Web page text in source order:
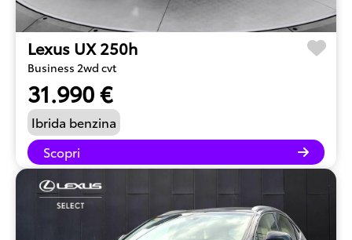
Lexus UX 250h
Business 2wd cvt
31.990 €
Ibrida benzina
Scopri